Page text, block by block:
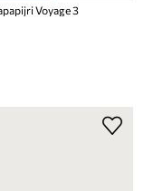
Voyage 3